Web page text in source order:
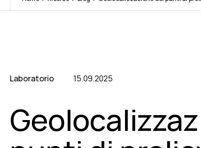
Laboratorio 15.09.2025